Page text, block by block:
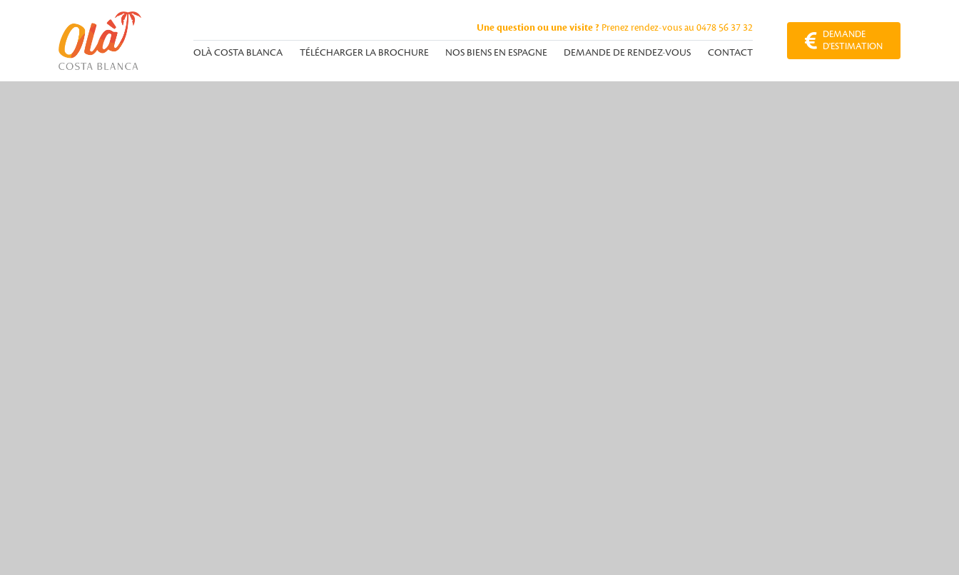
Une question ou une visite ? Prenez rendez-vous au 0478 56 37 32
OLÀ COSTA BLANCA
TÉLÉCHARGER LA BROCHURE NOS BIENS EN ESPAGNE DEMANDE DE RENDEZ-VOUS CONTACT
DEMANDE
D'ESTIMATION